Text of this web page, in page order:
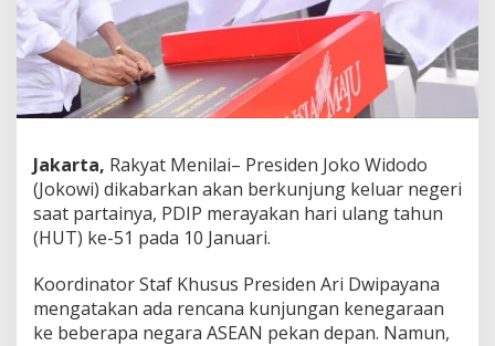
k
a
K
u
n
n
g
a
n
K
l
u
a
Jakarta, Rakyat Menilai– Presiden Joko Widodo
(Jokowi) dikabarkan akan berkunjung keluar negeri
saat partainya, PDIP merayakan hari ulang tahun
(HUT) ke-51 pada 10 Januari.
Koordinator Staf Khusus Presiden Ari Dwipayana
mengatakan ada rencana kunjungan kenegaraan
ke beberapa negara ASEAN pekan depan. Namun,